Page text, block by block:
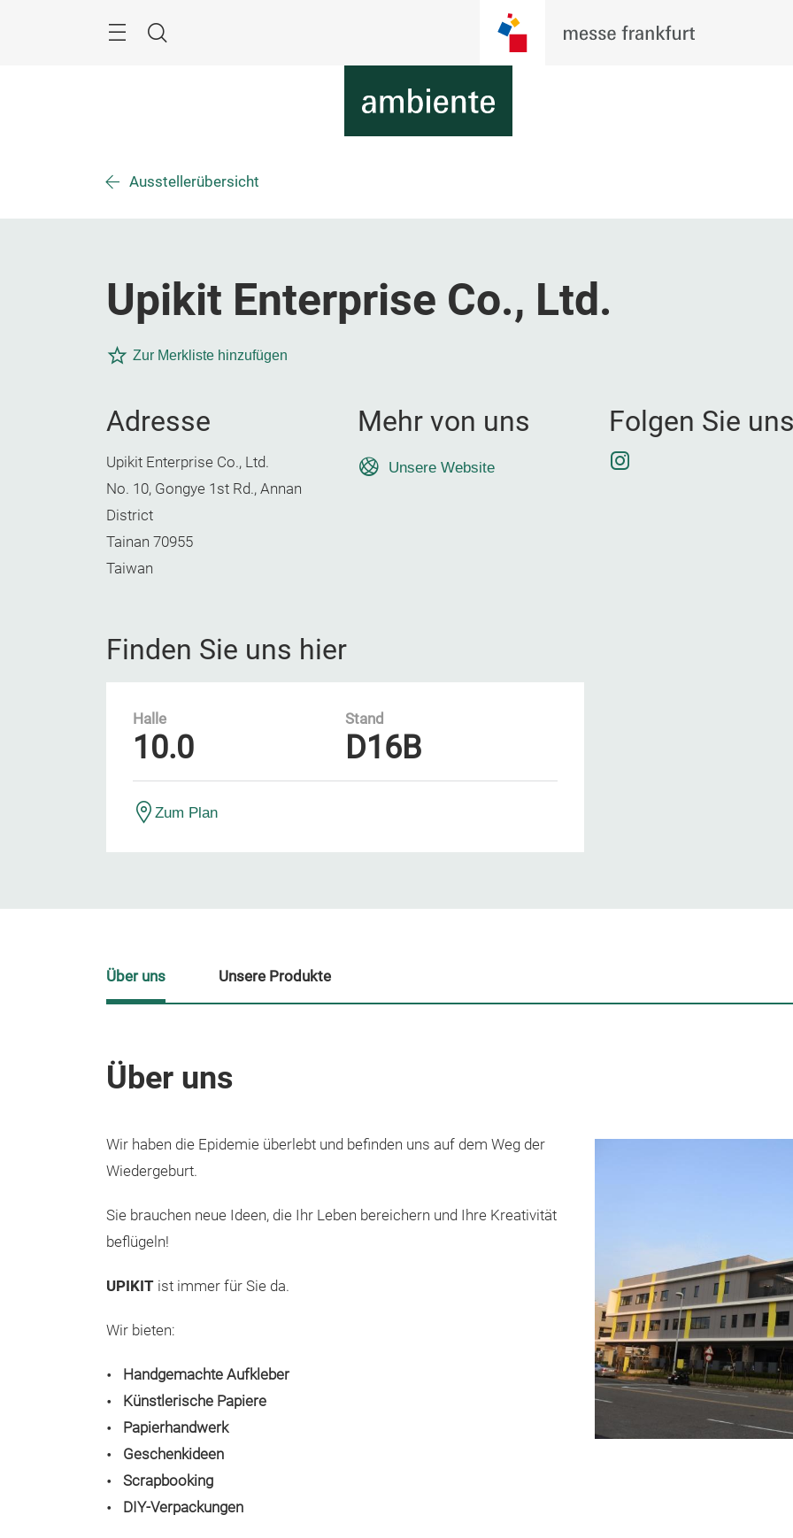
Suche
Ausstellerübersicht
Upikit Enterprise Co., Ltd.
Zur Merkliste hinzufügen
Adresse
Upikit Enterprise Co., Ltd.
No. 10, Gongye 1st Rd., Annan
District
Tainan 70955
Taiwan
Mehr von uns
Unsere Website
Folgen Sie uns
Instagram
Finden Sie uns hier
Halle
10.0
Stand
D16B
Zum Plan
Über uns
Wir haben die Epidemie überlebt und befinden uns auf dem Weg der
Wiedergeburt.
Sie brauchen neue Ideen, die Ihr Leben bereichern und Ihre Kreativität
beflügeln!
UPIKIT ist immer für Sie da.
Wir bieten:
Handgemachte Aufkleber
Künstlerische Papiere
Papierhandwerk
Geschenkideen
Scrapbooking
DIY-Verpackungen
Über uns Unsere Produkte